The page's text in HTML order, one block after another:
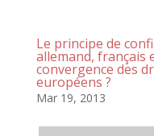
Le principe de
allemand, français
convergence des
européens ?
Mar 19, 2013